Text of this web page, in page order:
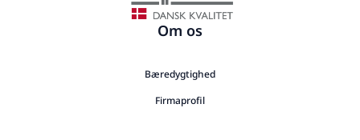
Om os
Bæredygtighed
Firmaprofil